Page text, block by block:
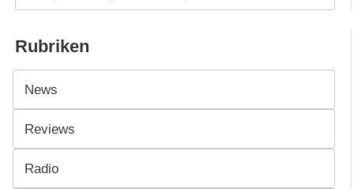
Rubriken
News
Reviews
Radio